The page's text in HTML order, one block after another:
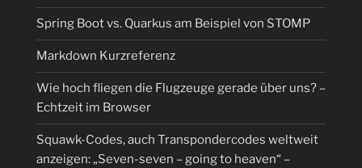
Spring Boot vs. Quarkus am Beispiel von STOMP
Markdown Kurzreferenz
Wie hoch fliegen die Flugzeuge gerade über uns? –
Echtzeit im Browser
Squawk-Codes, auch Transpondercodes weltweit
anzeigen: „Seven-seven – going to heaven“ –